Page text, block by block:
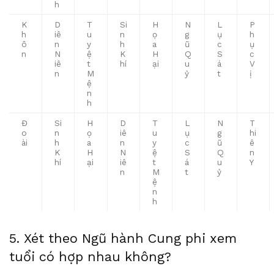
h
K
h
ô
n
D
iê
n
N
iê
n
T
u
y
ệ
t
M
ệ
n
h
Si
n
h
K
hí
H
ọ
a
H
ại
N
g
ũ
Q
u
ỷ
L
ụ
c
S
á
t
P
h
ụ
c
V
ị
Đ
o
ài
Si
n
h
K
hí
H
ọ
a
H
ại
D
iê
n
N
iê
n
T
u
y
ệ
t
M
ệ
n
h
L
ụ
c
S
á
t
N
g
ũ
Q
u
ỷ
T
hi
ê
n
Y
5. Xét theo Ngũ hành Cung phi xem
tuổi có hợp nhau không?